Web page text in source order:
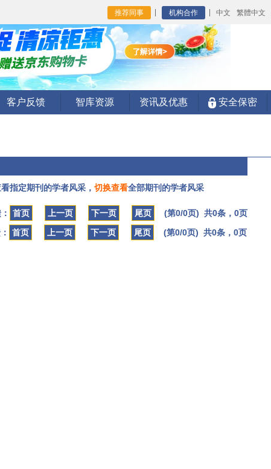
推荐同事 机构合作 中文 繁體中文
客户反馈 智库资源 资讯及优惠 安全保密
指定期刊的学者风采， 切换查看全部期刊的学者风采
首页 上一页 下一页 尾页
(第0/0页) 共0条，0页
首页 上一页 下一页 尾页 (第0/0页) 共0条，0页